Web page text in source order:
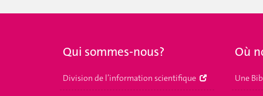
Qui sommes-nous?
Division de l’information scientifique
Où
Une